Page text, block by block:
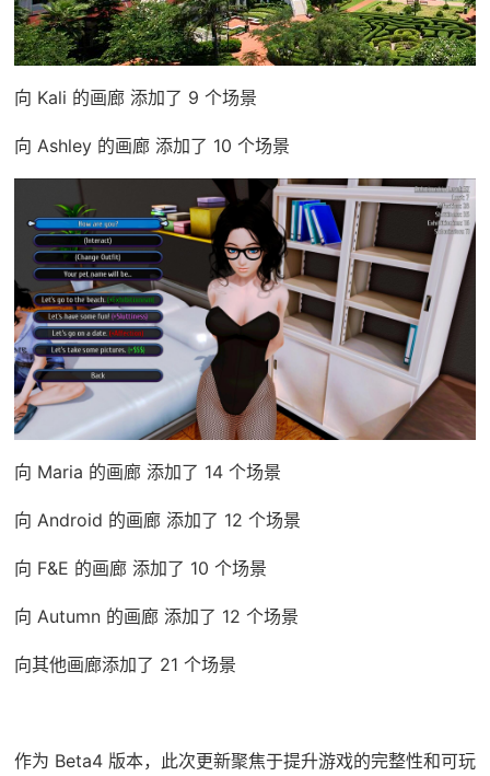
向 Kali 的画廊 添加了 9 个场景
向 Ashley 的画廊 添加了 10 个场景
向 Maria 的画廊 添加了 14 个场景
向 Android 的画廊 添加了 12 个场景
向 F&E 的画廊 添加了 10 个场景
向 Autumn 的画廊 添加了 12 个场景
向其他画廊添加了 21 个场景
作为 Beta4 版本，此次更新聚焦于提升游戏的完整性和可玩